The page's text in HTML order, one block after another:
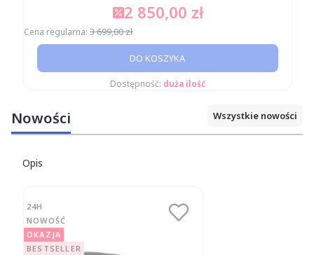
Cena promocyjna
2 850,00 zł
Cena regularna: 3 699,00 zł
DO KOSZYKA
Dostępność: duża ilość
Nowości Wszystkie nowości
Opis
24H
NOWOŚĆ
OKAZJA
BESTSELLER